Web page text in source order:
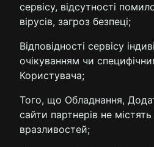
сервісу, відсутності
вірусів, загроз безпеці;
Відповідності сервісу
очікуванням чи
Користувача;
Того, що Обладнання,
сайти партнерів не містять
вразливостей;